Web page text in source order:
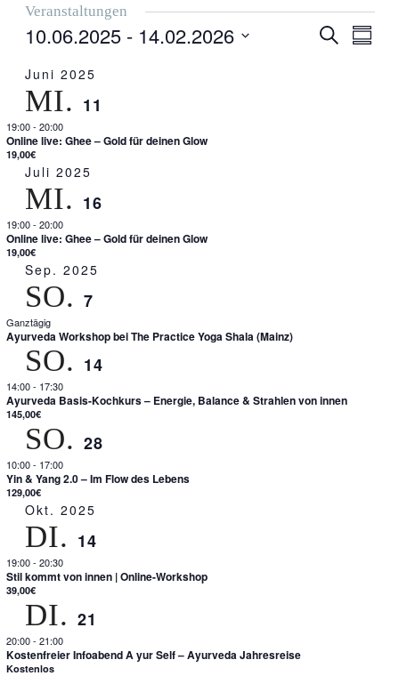
Veranstaltungen
SUCHE
Suche
10.06.2025 - 14.02.2026
Juni 2025
MI. 11
19:00- 20:00
Online live: Ghee – Gold für deinen Glow
19,00€
Juli 2025
MI. 16
19:00- 20:00
Online live: Ghee – Gold für deinen Glow
19,00€
Sep. 2025
SO. 7
Ganztägig
Ayurveda Workshop bei The Practice Yoga Shala (Mainz)
SO. 14
14:00- 17:30
Ayurveda Basis-Kochkurs – Energie, Balance & Strahlen von innen
145,00€
SO. 28
10:00- 17:00
Yin & Yang 2.0 – Im Flow des Lebens
129,00€
Okt. 2025
DI. 14
19:00- 20:30
Stil kommt von innen | Online-Workshop
39,00€
DI. 21
20:00- 21:00
Kostenfreier Infoabend A yur Self – Ayurveda Jahresreise
Kostenlos